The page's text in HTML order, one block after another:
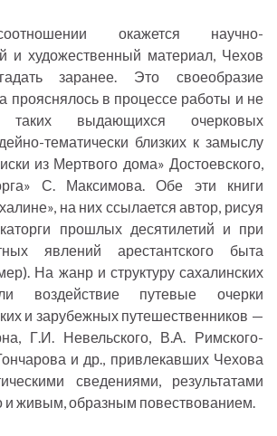
окажется научно-
и художественный материал, Чехов
заранее. Это своеобразие
прояснялось в процессе работы и не
выдающихся очерковых
тематически близких к замыслу
из Мертвого дома» Достоевского,
С. Максимова. Обе эти книги
на них ссылается автор, рисуя
прошлых десятилетий и при
явлений арестантского быта
На жанр и структуру сахалинских
воздействие путевые очерки
и зарубежных путешественников —
Г.И. Невельского, В.А. Римского-
и др., привлекавших Чехова
сведениями, результатами
и живым, образным повествованием.